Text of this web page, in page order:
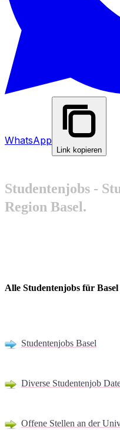
WhatsApp
Link kopieren
Studentenjobs -
Region Basel.
Alle Studentenjobs für
Studentenjobs Basel
Diverse Studentenjob
Offene Stellen an der